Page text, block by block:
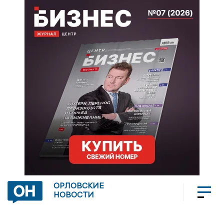
ОРЛОВСКИЕ
НОВОСТИ